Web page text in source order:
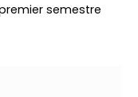
semestre